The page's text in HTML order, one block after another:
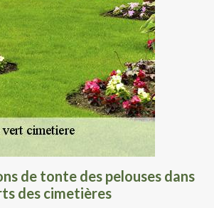
de tonte des pelouses dans
des cimetières